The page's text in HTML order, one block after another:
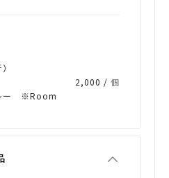
）
ー ※Room
2,000 /個